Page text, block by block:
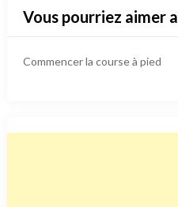
Vous pourriez aimer
Commencer la course à pied